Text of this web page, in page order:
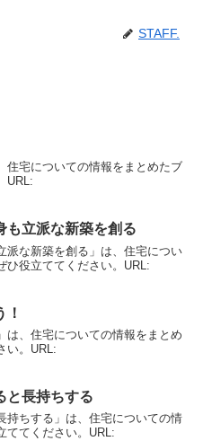
STAFF.
住宅についての情報をまとめたブ
URL:
も立派な新築を創る
派な新築を創る」は、住宅につい
ひ役立ててください。URL:
は、住宅についての情報をまとめ
い。URL:
と長持ちする
持ちする」は、住宅についての情
ててください。URL: